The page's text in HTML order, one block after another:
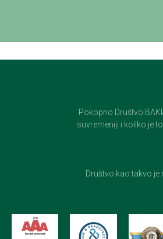
Pokopno Društvo
suvremeniji i koliko je
Društvo kao takvo je